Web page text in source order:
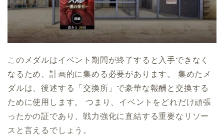
このメダルはイベント期間が終了すると入手できなく
なるため、計画的に集める必要があります。 集めたメ
ダルは、後述する「交換所」で豪華な報酬と交換する
ために使用します。 つまり、イベントをどれだけ頑張
ったかの証であり、戦力強化に直結する重要なリソー
スと言えるでしょう。